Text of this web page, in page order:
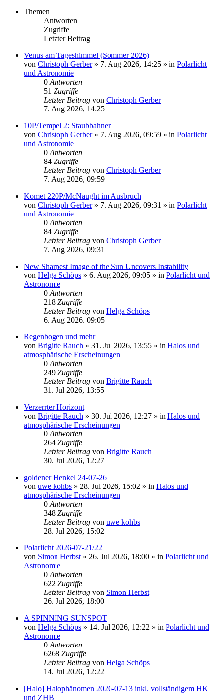
Themen
Antworten
Zugriffe
Letzter Beitrag
Venus am Tageshimmel (Sommer 2026)
von Christoph Gerber» 7. Aug 2026, 14:25 » in Polarlicht
und Astronomie
0 Antworten
51 Zugriffe
Letzter Beitrag von Christoph Gerber
7. Aug 2026, 14:25
10P/Tempel 2: Staubbahnen
von Christoph Gerber» 7. Aug 2026, 09:59 » in Polarlicht
und Astronomie
0 Antworten
84 Zugriffe
Letzter Beitrag von Christoph Gerber
7. Aug 2026, 09:59
Komet 220P/McNaught im Ausbruch
von Christoph Gerber» 7. Aug 2026, 09:31 » in Polarlicht
und Astronomie
0 Antworten
84 Zugriffe
Letzter Beitrag von Christoph Gerber
7. Aug 2026, 09:31
New Sharpest Image of the Sun Uncovers Instability
von Helga Schöps » 6. Aug 2026, 09:05 » in Polarlicht und
Astronomie
0 Antworten
218 Zugriffe
Letzter Beitrag von Helga Schöps
6. Aug 2026, 09:05
Regenbogen und mehr
von Brigitte Rauch » 31. Jul 2026, 13:55 » in Halos und
atmosphärische Erscheinungen
0 Antworten
249 Zugriffe
Letzter Beitrag von Brigitte Rauch
31. Jul 2026, 13:55
Verzerrter Horizont
von Brigitte Rauch » 30. Jul 2026, 12:27 » in Halos und
atmosphärische Erscheinungen
0 Antworten
264 Zugriffe
Letzter Beitrag von Brigitte Rauch
30. Jul 2026, 12:27
goldener Henkel 24-07-26
von uwe kohbs » 28. Jul 2026, 15:02 » in Halos und
atmosphärische Erscheinungen
0 Antworten
348 Zugriffe
Letzter Beitrag von uwe kohbs
28. Jul 2026, 15:02
Polarlicht 2026-07-21/22
von Simon Herbst » 26. Jul 2026, 18:00 » in Polarlicht und
Astronomie
0 Antworten
622 Zugriffe
Letzter Beitrag von Simon Herbst
26. Jul 2026, 18:00
A SPINNING SUNSPOT
von Helga Schöps » 14. Jul 2026, 12:22 » in Polarlicht und
Astronomie
0 Antworten
6268 Zugriffe
Letzter Beitrag von Helga Schöps
14. Jul 2026, 12:22
[Halo] Halophänomen 2026-07-13 inkl. vollständigem HK
und ZHB